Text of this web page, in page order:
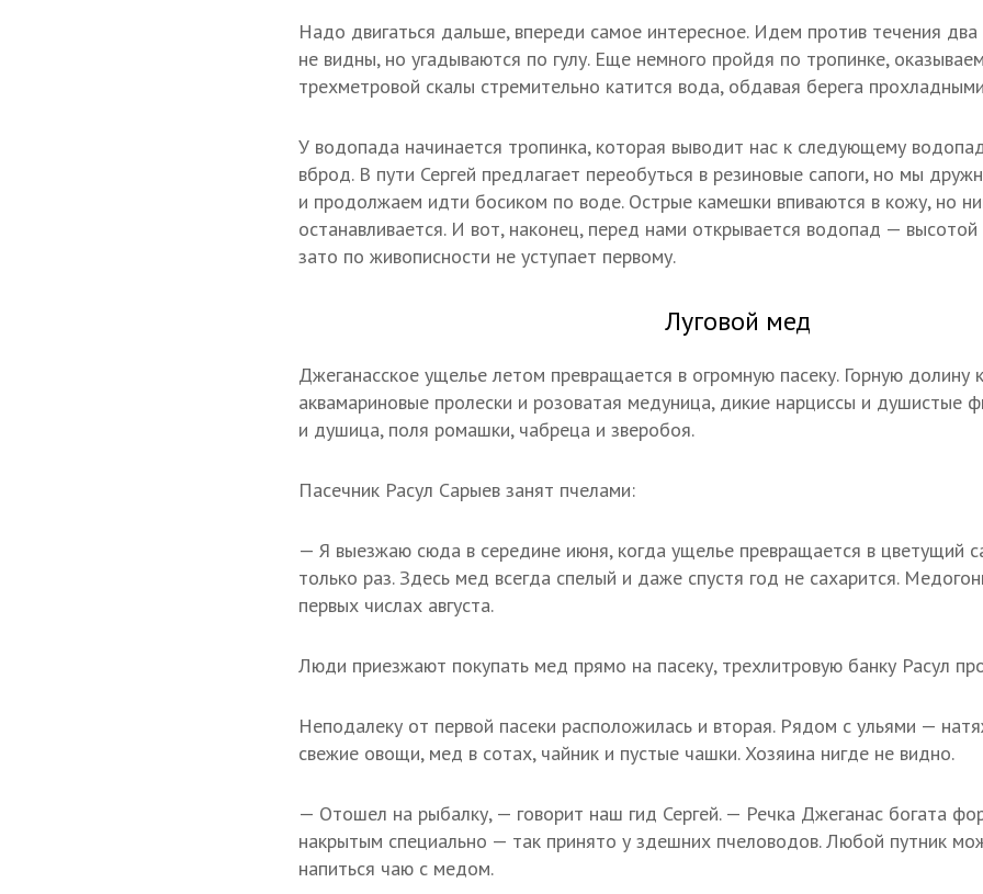
Надо двигаться дальше, впереди самое интересное. Идем против течения два
не видны, но угадываются по гулу. Еще немного пройдя по тропинке,
трехметровой скалы стремительно катится вода, обдавая берега
У водопада начинается тропинка, которая выводит нас к следующему
вброд. В пути Сергей предлагает переобуться в резиновые сапоги, но мы
и продолжаем идти босиком по воде. Острые камешки впиваются в кожу, но
останавливается. И вот, наконец, перед нами открывается водопад —
зато по живописности не уступает первому.
Луговой мед
Джеганасское ущелье летом превращается в огромную пасеку. Горную долину
аквамариновые пролески и розоватая медуница, дикие нарциссы и душистые
и душица, поля ромашки, чабреца и зверобоя.
Пасечник Расул Сарыев занят пчелами:
— Я выезжаю сюда в середине июня, когда ущелье превращается в цветущий
только раз. Здесь мед всегда спелый и даже спустя год не сахарится.
первых числах августа.
Люди приезжают покупать мед прямо на пасеку, трехлитровую банку Расул
Неподалеку от первой пасеки расположилась и вторая. Рядом с ульями —
свежие овощи, мед в сотах, чайник и пустые чашки. Хозяина нигде не видно.
— Отошел на рыбалку, — говорит наш гид Сергей. — Речка Джеганас богата
накрытым специально — так принято у здешних пчеловодов. Любой путник
напиться чаю с медом.